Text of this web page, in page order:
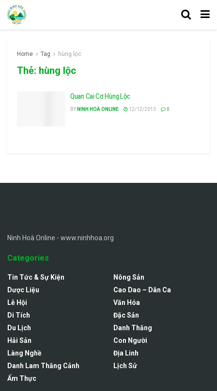
Home Tag hùng lộc
Thẻ: hùng lộc
Quan Cai Cơ Hùng Lộc
BY NINH HOÀ ONLINE 12/12/2013 0
Ninh Hoà Online - www.ninhhoa.org
Categories
Tin Tức & Sự Kiện
Dược Liệu
Lễ Hội
Di Tích
Du Lịch
Hải Sản
Làng Nghề
Danh Lam Thắng Cảnh
Ẩm Thực
Nông Sản
Cao Dao – Dân Ca
Văn Hóa
Đặc Sản
Danh Thắng
Con Người
Địa Linh
Lịch Sử